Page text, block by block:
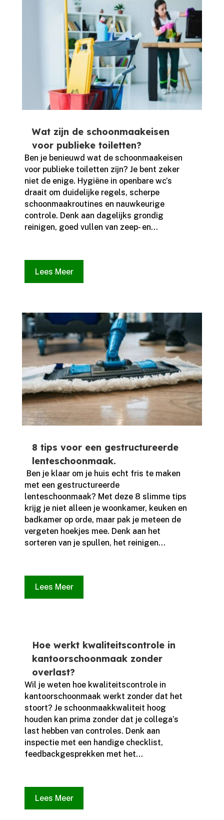
Wat zijn de schoonmaakeisen
voor publieke toiletten?
Ben je benieuwd wat de schoonmaakeisen
voor publieke toiletten zijn? Je bent zeker
niet de enige.​ Hygiëne in openbare wc’s
draait om duidelijke regels, scherpe
schoonmaakroutines en nauwkeurige
controle.​ Denk aan dagelijks grondig
reinigen, goed vullen van zeep- en...
Lees Meer
8 tips voor een gestructureerde
lenteschoonmaak.
​ Ben je klaar om je huis echt fris te maken
met een gestructureerde
lenteschoonmaak? Met deze 8 slimme tips
krijg je niet alleen je woonkamer, keuken en
badkamer op orde, maar pak je meteen de
vergeten hoekjes mee.​ Denk aan het
sorteren van je spullen, het reinigen...
Lees Meer
Hoe werkt kwaliteitscontrole in
kantoorschoonmaak zonder
overlast?
Wil je weten hoe kwaliteitscontrole in
kantoorschoonmaak werkt zonder dat het
stoort? Je schoonmaakkwaliteit hoog
houden kan prima zonder dat je collega’s
last hebben van controles.​ Denk aan
inspectie met een handige checklist,
feedbackgesprekken met het...
Lees Meer